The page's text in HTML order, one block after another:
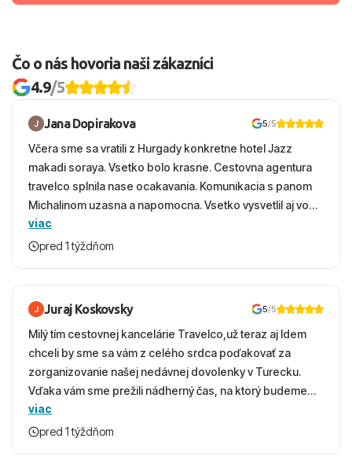
Čo o nás hovoria naši zákazníci
4.9/5
Jana Dopirakova 5/5
Včera sme sa vratili z Hurgady konkretne hotel Jazz
makadi soraya. Vsetko bolo krasne. Cestovna agentura
travelco splnila nase ocakavania. Komunikacia s panom
Michalinom uzasna a napomocna. Vsetko vysvetlil aj vo
vecernych hodinach zaco sa ospravedlnujem. Hotel
krasny, cisty. Sluzby top. Strava, prostredie, more,
viac
pred 1 týždňom
Juraj Koskovsky 5/5
Milý tím cestovnej kancelárie Travelco,už teraz aj Idem
chceli by sme sa vám z celého srdca poďakovať za
zorganizovanie našej nedávnej dovolenky v Turecku.
Vďaka vám sme prežili nádherný čas, na ktorý budeme
ešte dlho s úsmevom spomínať. ​Všetko prebehlo
absolútne hladko – od prvotného výberu zájazdu, cez
viac
pred 1 týždňom